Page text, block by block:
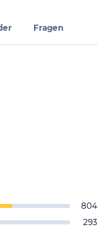
Fragen
804
293